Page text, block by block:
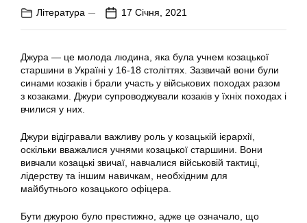
Література 17 Січня, 2021
Джура — це молода людина, яка була учнем козацької
старшини в Україні у 16-18 століттях. Зазвичай вони були
синами козаків і брали участь у військових походах разом
з козаками. Джури супроводжували козаків у їхніх походах і
вчилися у них.
Джури відігравали важливу роль у козацькій ієрархії,
оскільки вважалися учнями козацької старшини. Вони
вивчали козацькі звичаї, навчалися військовій тактиці,
лідерству та іншим навичкам, необхідним для
майбутнього козацького офіцера.
Бути джурою було престижно, адже це означало, що